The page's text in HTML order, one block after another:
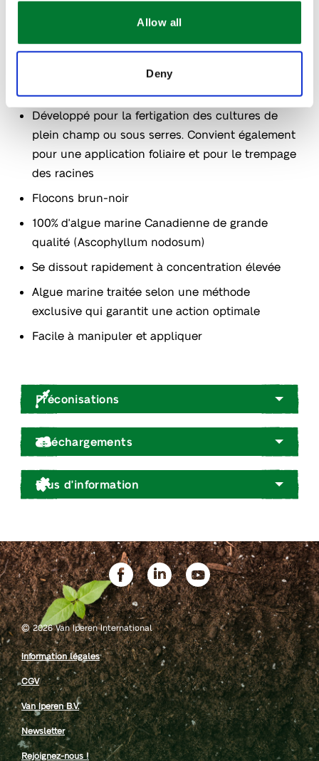
Allow all
Deny
Doux pour les tissus foliaires (en ce qui
Développé pour la fertigation des cultures de
plein champ ou sous serres. Convient également
pour une application foliaire et pour le trempage
des racines
Flocons brun-noir
100% d'algue marine Canadienne de grande
qualité (Ascophyllum nodosum)
Se dissout rapidement à concentration élevée
Algue marine traitée selon une méthode
exclusive qui garantit une action optimale
Facile à manipuler et appliquer
Préconisations
Téléchargements
Plus d'information
©2026 Van Iperen International
Information légales
CGV
Van Iperen B.V.
Newsletter
Rejoignez-nous !